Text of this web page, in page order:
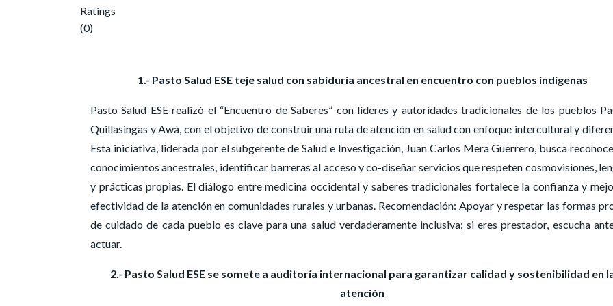
Ratings
(0)
1.- Pasto Salud ESE teje salud con sabiduría ancestral en encuentro con pueblos indígenas
Pasto Salud ESE realizó el “Encuentro de Saberes” con líderes y autoridades tradicionales de los pueblos
Quillasingas y Awá, con el objetivo de construir una ruta de atención en salud con enfoque intercultural y
Esta iniciativa, liderada por el subgerente de Salud e Investigación, Juan Carlos Mera Guerrero, busca
conocimientos ancestrales, identificar barreras al acceso y co-diseñar servicios que respeten cosmovisiones,
y prácticas propias. El diálogo entre medicina occidental y saberes tradicionales fortalece la confianza y
efectividad de la atención en comunidades rurales y urbanas. Recomendación: Apoyar y respetar las formas
de cuidado de cada pueblo es clave para una salud verdaderamente inclusiva; si eres prestador, escucha
actuar.
2.- Pasto Salud ESE se somete a auditoría internacional para garantizar calidad y sostenibilidad en
atención